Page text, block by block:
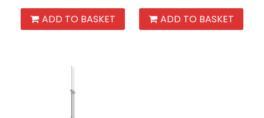
ADD TO BASKET ADD TO BASKET